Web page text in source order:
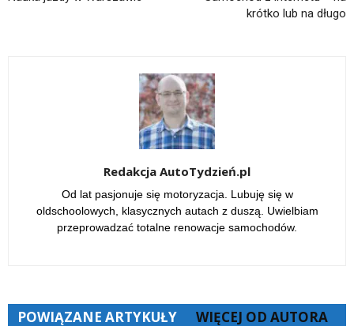
krótko lub na długo
Redakcja AutoTydzień.pl
Od lat pasjonuje się motoryzacja. Lubuję się w
oldschoolowych, klasycznych autach z duszą. Uwielbiam
przeprowadzać totalne renowacje samochodów.
POWIĄZANE ARTYKUŁY WIĘCEJ OD AUTORA